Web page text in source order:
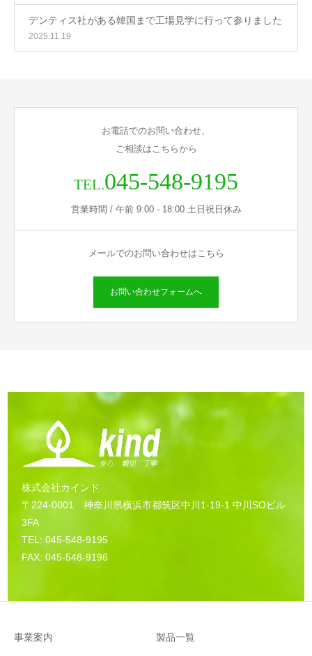
デンティス社がある韓国まで工場見学に行って参りました
2025.11.19
お電話でのお問い合わせ、
ご相談はこちらから
TEL.045-548-9195
営業時間 / 午前 9:00 - 18:00 土日祝日休み
メールでのお問い合わせはこちら
お問い合わせフォームへ
株式会社カインド
〒224-0001 神奈川県横浜市都筑区中川1-19-1 中川SOビル
3FA
TEL: 045-548-9195
FAX: 045-548-9196
事業案内 製品一覧